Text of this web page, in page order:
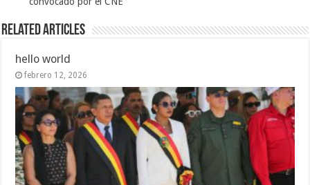
Related Articles
hello world
febrero 12, 2026